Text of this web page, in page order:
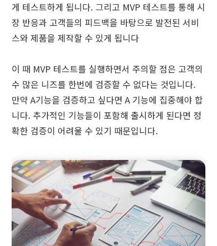
게 테스트하게 됩니다. 그리고 MVP 테스트를 통해 시
장 반응과 고객들의 피드백을 바탕으로 발전된 서비
스와 제품을 제작할 수 있게 됩니다
이 때 MVP 테스트를 실행하면서 주의할 점은 고객의
수 많은 니즈를 한번에 검증할 수 없다는 것입니다.
만약 A기능을 검증하고 싶다면 A 기능에 집중해야 합
니다. 추가적인 기능들이 포함해 출시하게 된다면 정
확한 검증이 어려울 수 있기 때문입니다.